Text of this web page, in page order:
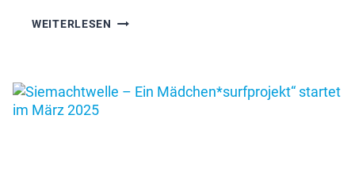
WEITERLESEN GEMEINSAM